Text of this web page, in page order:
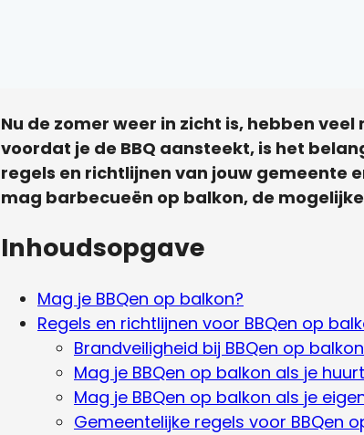
Nu de zomer weer in zicht is, hebben
voordat je de BBQ aansteekt, is het
regels en richtlijnen van jouw gemeente
mag barbecueën op balkon, de
Inhoudsopgave
Mag je BBQen op balkon?
Regels en richtlijnen voor BBQen op
Brandveiligheid bij BBQen op balkon
Mag je BBQen op balkon als je
Mag je BBQen op balkon als je
Gemeentelijke regels voor BBQen